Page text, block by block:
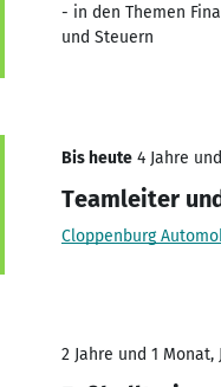
- in den Themen
und Steuern
Bis heute 4 Jahre
Teamleiter
Cloppenburg
2 Jahre und 1 Monat,